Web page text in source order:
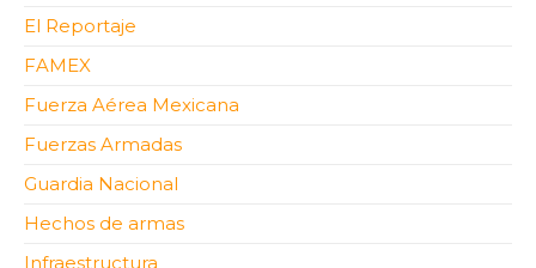
El Reportaje
FAMEX
Fuerza Aérea Mexicana
Fuerzas Armadas
Guardia Nacional
Hechos de armas
Infraestructura